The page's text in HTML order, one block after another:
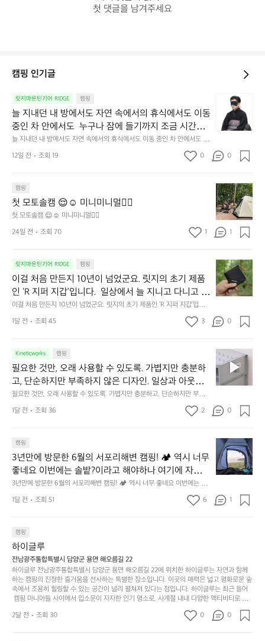
첫 댓글을 남겨주세요
캠핑 인기글
릿지마운틴기어 RIDGE 캠핑
늘 지내던 내 방에서도 자연 속에서의 휴식에서도 이동
중인 차 안에서도  누구나 잠에 들기까지 조금 시간이
걸리는 순간이 있습니다.  그럴 때는 차분하게 눈을 가
려보세요. 마치 암막 커튼을 조용히 내리듯이.  Polarte
c® Wind Pro™의 온기가 눈가를 포근히 감싸줍니다.
줍니다.  이 슬립 웜을 쓰는 것만으로 그곳은 나만의 밤
이 됩니다.  안녕히 주무세요.
늘 지내던 내 방에서도 자연 속에서의 휴식에서도 이동 중인 차 안에서도  누
구나 잠에 들기까지 조금 시간이 걸리는 순간이 있습니다.  그럴 때는 차분하
게 눈을 가려보세요. 마치 암막 커튼을 조용히 내리듯이.  Polartec® Wind
밤이 됩니다.  안녕히 주무세요.
내
던
방
도
자
연
속
에
의
휴
식
에
도
이
중
인
차
안
서
도
구
나
잠
에
기
까
이
걸
리
는
순
12일 전 조회 19 0 0
캠핑
첫 모토솔캠 😌☺️ 미니미니멀👌🏼
첫 모토솔캠 😌☺️ 미니미니멀👌🏼
첫
모
토
솔
캠
☺️
미
니
미
멀
👌🏼
24일 전 조회 70 1 1
릿지마운틴기어 RIDGE 캠핑
이걸 처음 만든지 10년이 넘었군요. 릿지의 초기 제품
인 ‘R 지퍼 지갑’입니다.  일상에서 늘 지니고 다니고 싶
어지는 물건에는 크기, 무게, 형태, 색감 사이의 아주 미
묘한 밸런스가 존재합니다.  예를 들자면 일에 집중하
느라 책상 위 가장자리에 대충 걸쳐 놓아도 시야에 걸
는 균형감에서 출발했습니다.  그중에서도 슬림함에 철
저히 집착했습니다. 튼튼한 내구도와 넉넉한 수납력을
해치치 않는 선에서, 가장 가볍고 얇게 설계했습니다.
이 디자인과 사용감은, 꼭 직접 손으로 만져보며 경험
해 보시기를 바랍니다.
이걸 처음 만든지 10년이 넘었군요. 릿지의 초기 제품인 ‘R 지퍼 지갑’입니
다.  일상에서 늘 지니고 다니고 싶어지는 물건에는 크기, 무게, 형태, 색감
사이의 아주 미묘한 밸런스가 존재합니다.  예를 들자면 일에 집중하느라 책
철저히 집착했습니다. 튼튼한 내구도와 넉넉한 수납력을 해치치 않는 선에
서, 가장 가볍고 얇게 설계했습니다.  이 디자인과 사용감은, 꼭 직접 손으로
만져보며 경험해 보시기를 바랍니다.
이
걸
처
음
든
0
년
이
넘
군
지
의
초
기
품
갑’입
니
다.
일
상
에
1달 전 조회 45 3 0
Kineticworks 캠핑
필요한 것만, 오래 사용할 수 있도록. 가볍지만 충분하
고, 단순하지만 부족하지 않은 디자인. 일상과 아웃도
어의 경계를 자연스럽게 이어주는 RIDGE MOUNTAIN
GEAR. 키네틱웍스에서 만나보세요.
필요한 것만, 오래 사용할 수 있도록. 가볍지만 충분하고, 단순하지만 부족하
지 않은 디자인. 일상과 아웃도어의 경계를 자연스럽게 이어주는 RIDGE M
OUNTAIN GEAR. 키네틱웍스에서 만나보세요.
필
요
한
것
오
용
할
수
있
록.
분
하
고,
단
순
하
1달 전 조회 36 2 0
캠핑
3년만에 방문한 6월의 서포리해변 캠핑! 🏕 역시 너무
좋네요 이번에는 솔밭?이라고 해야하나 여기에 자리를
잡았는데 정말 시원하고 경치도 좋네요  서해치고 물도
맑은편, 아이들도 놀기 좋고 1박 2일은 넘 짧게 느껴지
네요  .1박 1동 1만원 (수금은 7시쯤, 동네에서 관리) .수
바로 화장실있음 .5분거리 cu .2분거리 음식점  항구에
서부터 해변까지 버스도 다니네요 ㅎㅎㅎ 아이들 엄청
좋아하네요 점심쯤도착해서 철수할때까지 물놀이 3
타임이나 했네요 ⛱️
3년만에 방문한 6월의 서포리해변 캠핑! 🏕 역시 너무 좋네요 이번에는 솔
밭?이라고 해야하나 여기에 자리를 잡았는데 정말 시원하고 경치도 좋네요
서해치고 물도 맑은편, 아이들도 놀기 좋고 1박 2일은 넘 짧게 느껴지네요  .
항구에서부터 해변까지 버스도 다니네요 ㅎㅎㅎ 아이들 엄청 좋아하네요 점
심쯤도착해서 철수할때까지 물놀이 3타임이나 했네요 ⛱️
년
만
에
문
포
리
해
변
캠
핑!
1달 전 조회 51 6 1
캠핑
하이글루
전남광주통합특별시 담양군 용면 해오름길 22
하이글루 전남광주통합특별시 담양군 용면 해오름길 22에 위치한 하이글루는 자연과 함께
하는 캠핑의 진정한 즐거움을 선사하는 특별한 장소입니다. 이곳의 매력은 넓고 평화로운 숲
속에서 조용히 힐링할 수 있는 공간이 널리 펼쳐져 있다는 점입니다. 하이글루는 최근 들어
캠핑 마니아들 사이에서 입소문이 자자한 인기 명소로, 사계절 내내 다양한 액티비티로 방
문객들을 맞이합니다. 특히, 하이글루의 독특한 시설인 글램핑 텐트는 고객들에게 아늑한 잠
자리를 제공하며, 캠핑의 매력을 한층 더해 줍니다. 밖에서는 자연의 소리를 들으며, 내부에
2달 전 조회 30 0 0